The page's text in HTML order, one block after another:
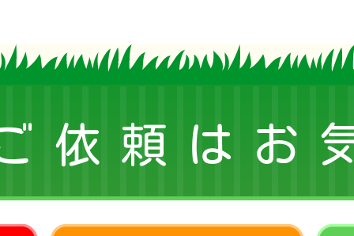
依頼はお